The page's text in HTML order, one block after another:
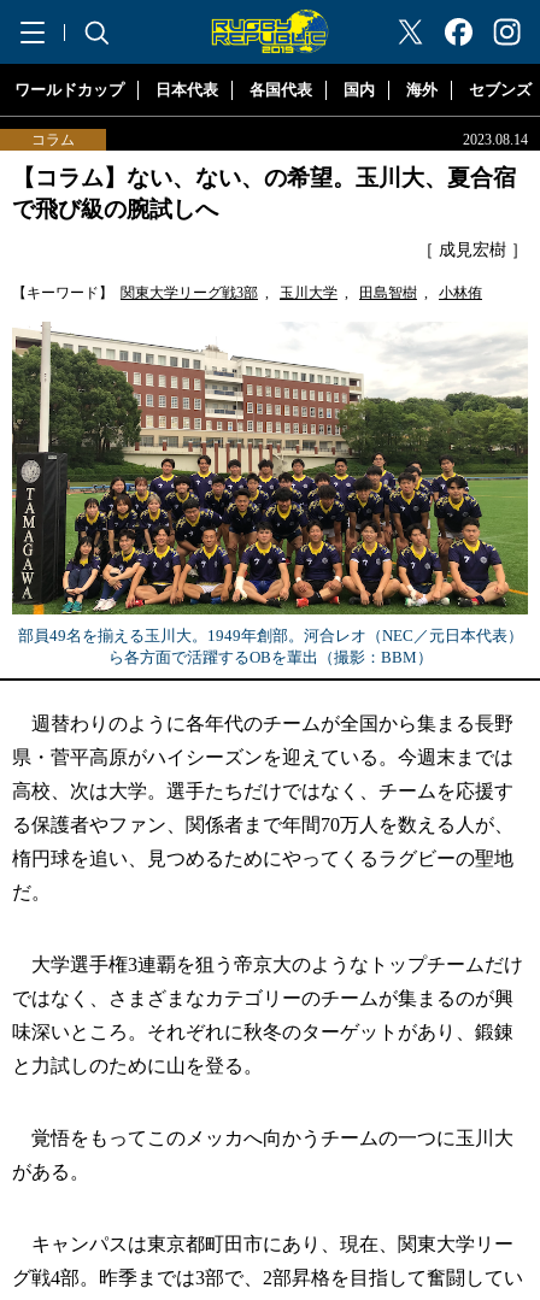
"ラグビーリパブリック"
ワールドカップ 日本代表 各国代表 国内 海外 セブンズ
コラム 2023.08.14
【コラム】ない、ない、の希望。玉川大、夏合宿
で飛び級の腕試しへ
［ 成見宏樹 ］
【キーワード】 関東大学リーグ戦3部 , 玉川大学 , 田島智樹 , 小林侑
部員49名を揃える玉川大。1949年創部。河合レオ（NEC／元日本代表）
ら各方面で活躍するOBを輩出（撮影：BBM）
週替わりのように各年代のチームが全国から集まる長野
県・菅平高原がハイシーズンを迎えている。今週末までは
高校、次は大学。選手たちだけではなく、チームを応援す
る保護者やファン、関係者まで年間70万人を数える人が、
楕円球を追い、見つめるためにやってくるラグビーの聖地
だ。
大学選手権3連覇を狙う帝京大のようなトップチームだけ
ではなく、さまざまなカテゴリーのチームが集まるのが興
味深いところ。それぞれに秋冬のターゲットがあり、鍛錬
と力試しのために山を登る。
覚悟をもってこのメッカへ向かうチームの一つに玉川大
がある。
キャンパスは東京都町田市にあり、現在、関東大学リー
グ戦4部。昨季までは3部で、2部昇格を目指して奮闘してい